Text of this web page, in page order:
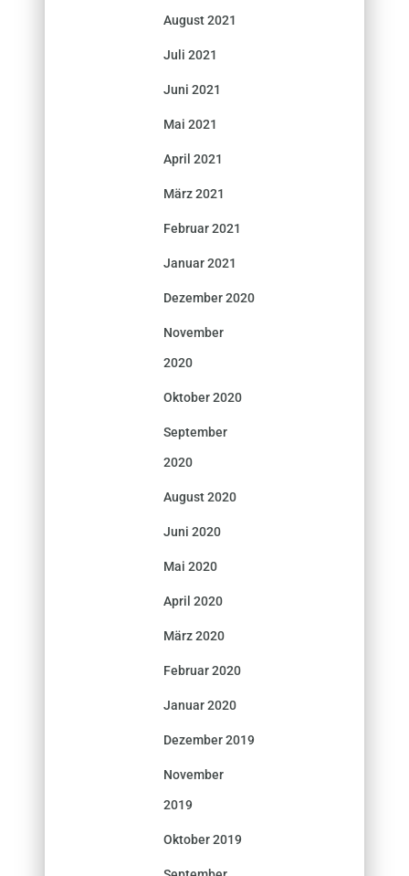
August 2021
Juli 2021
Juni 2021
Mai 2021
April 2021
März 2021
Februar 2021
Januar 2021
Dezember 2020
November
2020
Oktober 2020
September
2020
August 2020
Juni 2020
Mai 2020
April 2020
März 2020
Februar 2020
Januar 2020
Dezember 2019
November
2019
Oktober 2019